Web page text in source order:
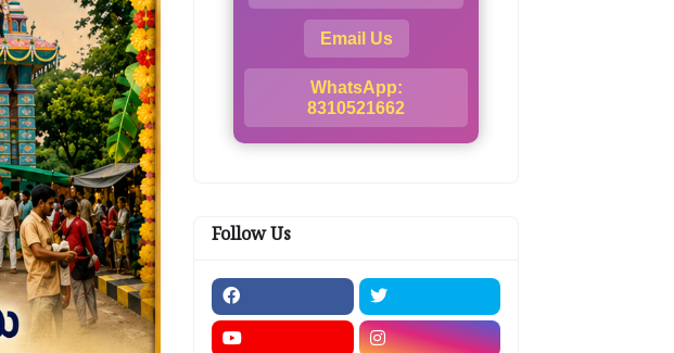
Email Us
WhatsApp:
8310521662
Follow Us